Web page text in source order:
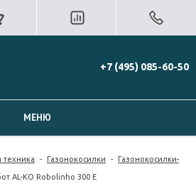
+7 (495) 085-60-50
МЕНЮ
техника - Газонокосилки - Газонокосилки-
AL-KO Robolinho 300 E